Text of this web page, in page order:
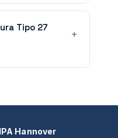
Tipo 27
Hannover